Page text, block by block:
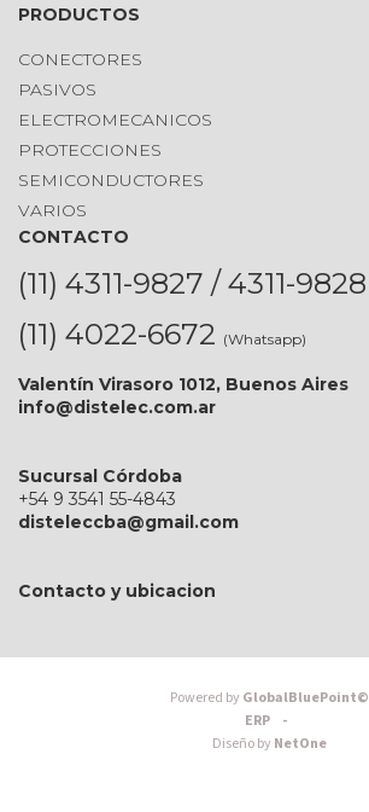
PRODUCTOS
CONECTORES
PASIVOS
ELECTROMECANICOS
PROTECCIONES
SEMICONDUCTORES
VARIOS
CONTACTO
(11) 4311-9827 / 4311-9828
(11) 4022-6672 (Whatsapp)
Valentín Virasoro 1012, Buenos Aires
info@distelec.com.ar
Sucursal Córdoba
+54 9 3541 55-4843
disteleccba@gmail.com
Contacto y ubicacion
Powered byGlobalBluePoint©
ERP -
Diseño byNetOne